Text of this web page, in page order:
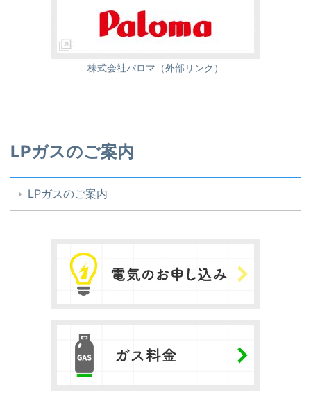
株式会社パロマ（外部リンク）
LPガスのご案内
LPガスのご案内